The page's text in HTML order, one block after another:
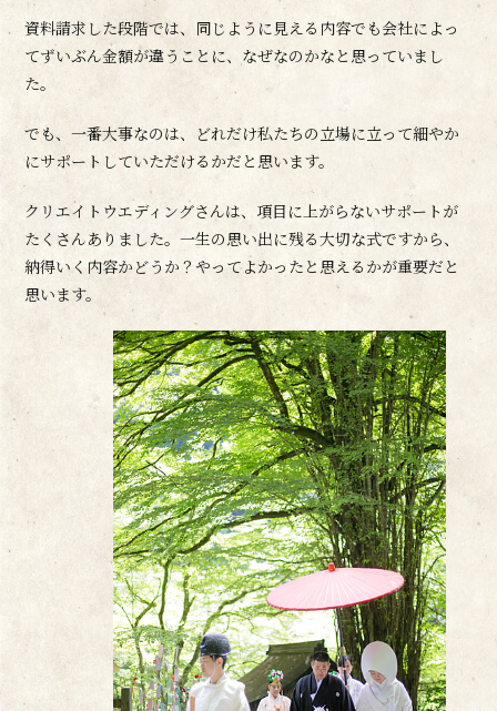
資料請求した段階では、同じように見える内容でも会社によっ
てずいぶん金額が違うことに、なぜなのかなと思っていまし
た。
でも、一番大事なのは、どれだけ私たちの立場に立って細やか
にサポートしていただけるかだと思います。
クリエイトウエディングさんは、項目に上がらないサポートが
たくさんありました。一生の思い出に残る大切な式ですから、
納得いく内容かどうか？やってよかったと思えるかが重要だと
思います。